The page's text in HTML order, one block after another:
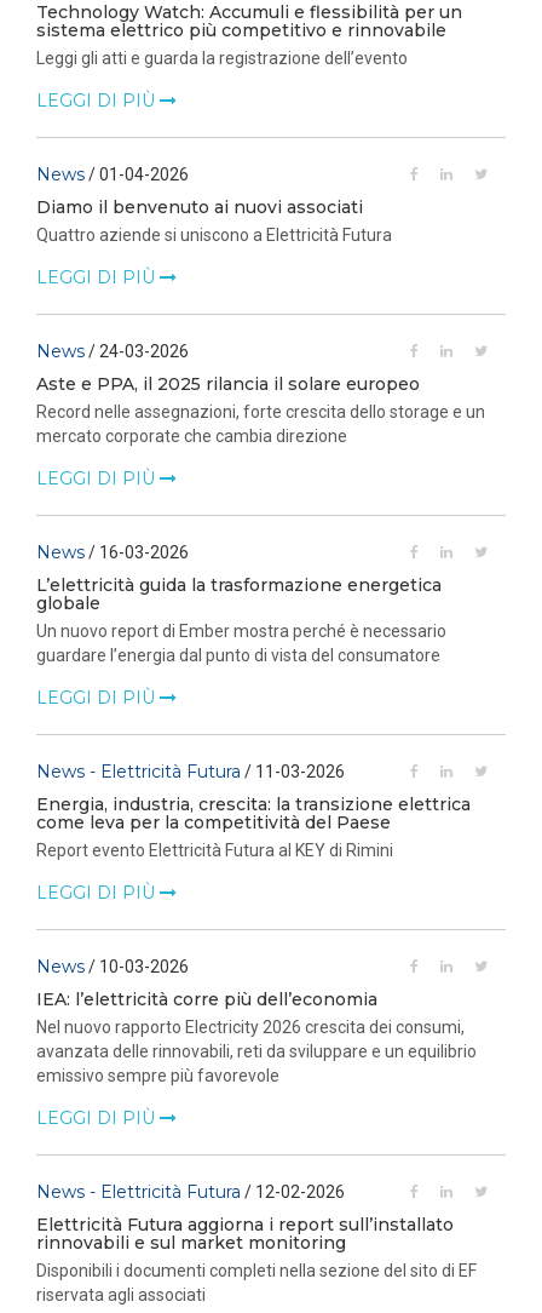
Technology Watch: Accumuli e flessibilità per un
sistema elettrico più competitivo e rinnovabile
Leggi gli atti e guarda la registrazione dell’evento
LEGGI DI PIÙ
News/ 01-04-2026
Diamo il benvenuto ai nuovi associati
Quattro aziende si uniscono a Elettricità Futura
LEGGI DI PIÙ
News/ 24-03-2026
Aste e PPA, il 2025 rilancia il solare europeo
Record nelle assegnazioni, forte crescita dello storage e un
mercato corporate che cambia direzione
LEGGI DI PIÙ
News/ 16-03-2026
L’elettricità guida la trasformazione energetica
globale
Un nuovo report di Ember mostra perché è necessario
guardare l’energia dal punto di vista del consumatore
LEGGI DI PIÙ
News - Elettricità Futura / 11-03-2026
Energia, industria, crescita: la transizione elettrica
come leva per la competitività del Paese
Report evento Elettricità Futura al KEY di Rimini
LEGGI DI PIÙ
News/ 10-03-2026
IEA: l’elettricità corre più dell’economia
Nel nuovo rapporto Electricity 2026 crescita dei consumi,
avanzata delle rinnovabili, reti da sviluppare e un equilibrio
emissivo sempre più favorevole
LEGGI DI PIÙ
News - Elettricità Futura / 12-02-2026
Elettricità Futura aggiorna i report sull’installato
rinnovabili e sul market monitoring
Disponibili i documenti completi nella sezione del sito di EF
riservata agli associati